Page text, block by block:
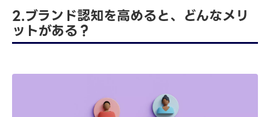
2.ブランド認知を高めると、どんなメリ
ットがある？